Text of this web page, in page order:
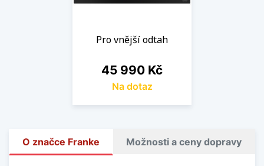
Pro vnější odtah
Cena
45 990 Kč
Na dotaz
O značce Franke Možnosti a ceny dopravy